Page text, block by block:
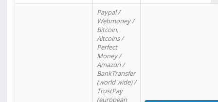
Paypal /
Webmoney /
Bitcoin,
Altcoins /
Perfect
Money /
Amazon /
BankTransfer
(world wide) /
TrustPay
(european